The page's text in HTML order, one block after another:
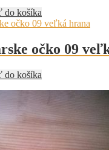
do košíka
očko 09
do košíka